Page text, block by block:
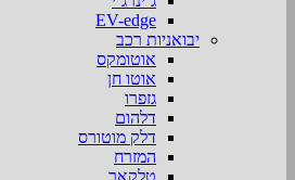
EV-edge
יבואניות רכב
אוטומקס
אוטו חן
גזפרו
דלהום
דלק מוטורס
המזרח
טלקאר